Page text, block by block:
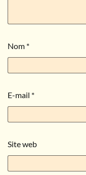
Nom *
E-mail *
Site web